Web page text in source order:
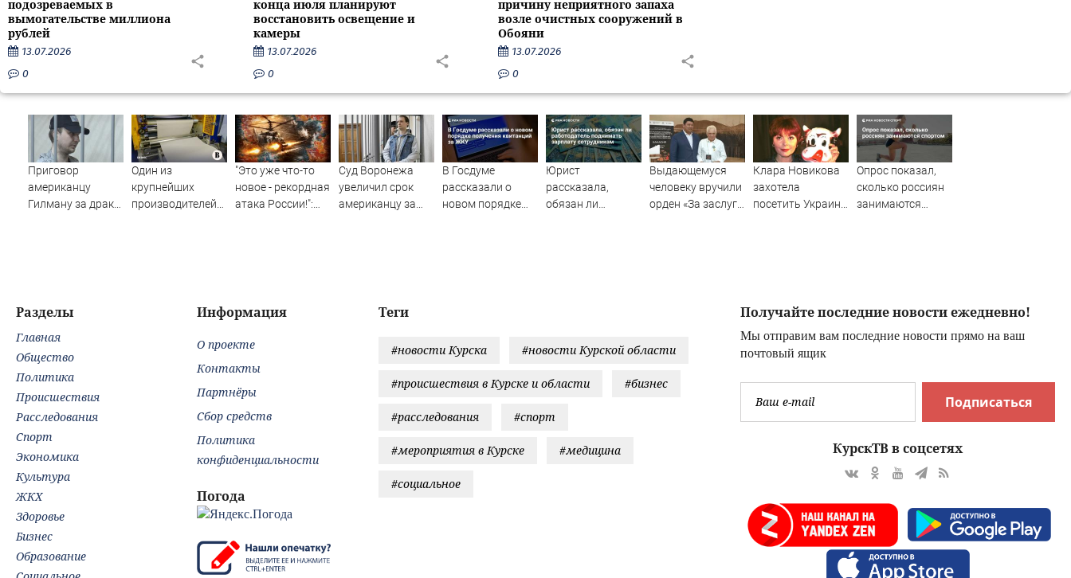
подозреваемых в
вымогательстве миллиона
рублей
13.07.2026
0
конца июля планируют
восстановить освещение и
камеры
13.07.2026
0
причину неприятного запаха
возле очистных сооружений в
Обояни
13.07.2026
0
Приговор
американцу
Гилману за драки
Один из
крупнейших
производителей
"Это уже что-то
новое - рекордная
атака России!":
военные сводки -
Суд Воронежа
увеличил срок
американцу за
В Госдуме
рассказали о
новом порядке
Юрист
рассказала,
обязан ли
Выдающемуся
человеку вручили
орден «За заслуги
Клара Новикова
захотела
посетить Украину:
Опрос показал,
сколько россиян
занимаются
Получайте последние новости ежедневно!
Мы отправим вам последние новости прямо на ваш
почтовый ящик
Подписаться
КурскТВ в соцсетях
Теги
#новости Курска #новости Курской области
#происшествия в Курске и области #бизнес
#расследования #спорт
#мероприятия в Курске #медицина
#социальное
Разделы
Главная
Общество
Политика
Происшествия
Расследования
Спорт
Экономика
Культура
ЖКХ
Здоровье
Бизнес
Образование
Информация
О проекте
Контакты
Партнёры
Сбор средств
Политика
конфиденциальности
Погода